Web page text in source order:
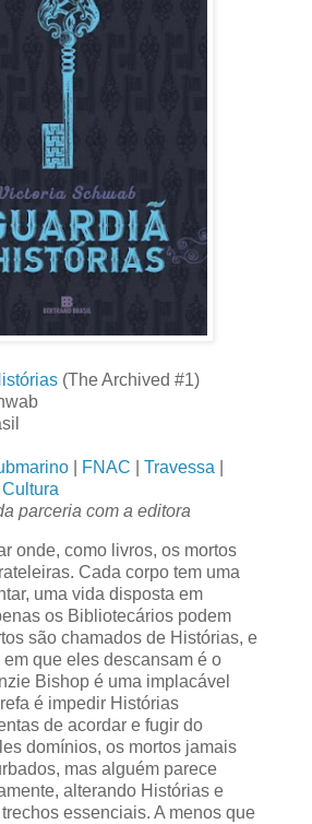
(The Archived #1)
FNAC Travessa
parceria com a editora
onde, como livros, os mortos
Cada corpo tem uma
uma vida disposta em
os Bibliotecários podem
são chamados de Histórias, e
que eles descansam é o
Bishop é uma implacável
é impedir Histórias
de acordar e fugir do
domínios, os mortos jamais
mas alguém parece
alterando Histórias e
essenciais. A menos que